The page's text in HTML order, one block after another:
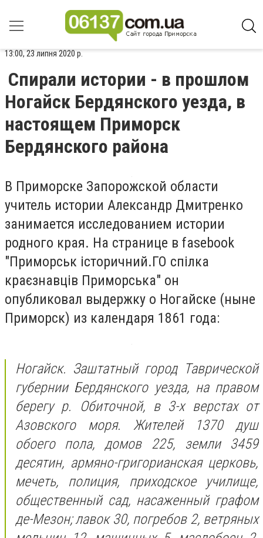
13:00, 23 липня 2020 р.
Спирали истории - в прошлом
Ногайск Бердянского уезда, в
настоящем Приморск
Бердянского района
В Приморске Запорожской области
учитель истории Александр Дмитренко
занимается исследованием истории
родного края. На странице в fasebook
"Приморськ історичний.ГО спілка
краєзнавців Приморська" он
опубликовал выдержку о Ногайске (ныне
Приморск) из календаря 1861 года:
Ногайск. Заштатный город Таврической
губернии Бердянского уезда, на правом
берегу р. Обиточной, в 3-х верстах от
Азовского моря. Жителей 1370 душ
обоего пола, домов 225, земли 3459
десятин, армяно-григорианская церковь,
мечеть, полиция, приходское училище,
общественный сад, насаженный графом
де-Мезон; лавок 30, погребов 2, ветряных